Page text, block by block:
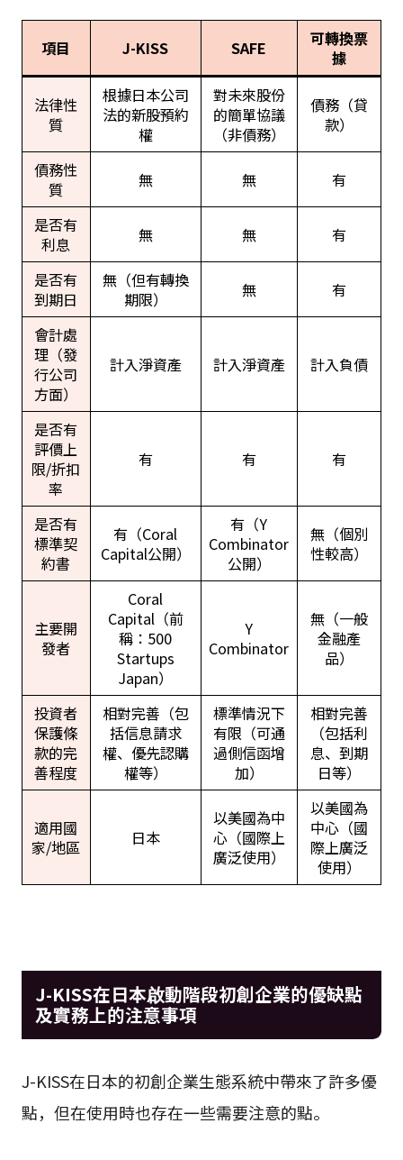
項目 J-KISS SAFE
可轉換票
據
法律性
質
根據日本公司
法的新股預約
權
對未來股份
的簡單協議
（非債務）
債務（貸
款）
債務性
質
無 無 有
是否有
利息
無 無 有
是否有
到期日
無（但有轉換
期限）
無 有
會計處
理（發
行公司
方面）
計入淨資產 計入淨資產 計入負債
是否有
評價上
限/折扣
率
有 有 有
是否有
標準契
約書
有（Coral
Capital公開）
有（Y
Combinator
公開）
無（個別
性較高）
主要開
發者
Coral
Capital（前
稱：500
Startups
Japan）
Y
Combinator
無（一般
金融產
品）
投資者
保護條
款的完
善程度
相對完善（包
括信息請求
權、優先認購
權等）
標準情況下
有限（可通
過側信函增
加）
相對完善
（包括利
息、到期
日等）
適用國
家/地區
日本
以美國為中
心（國際上
廣泛使用）
以美國為
中心（國
際上廣泛
使用）
J-KISS在日本啟動階段初創企業的優缺點
及實務上的注意事項
J-KISS在日本的初創企業生態系統中帶來了許多優
點，但在使用時也存在一些需要注意的點。